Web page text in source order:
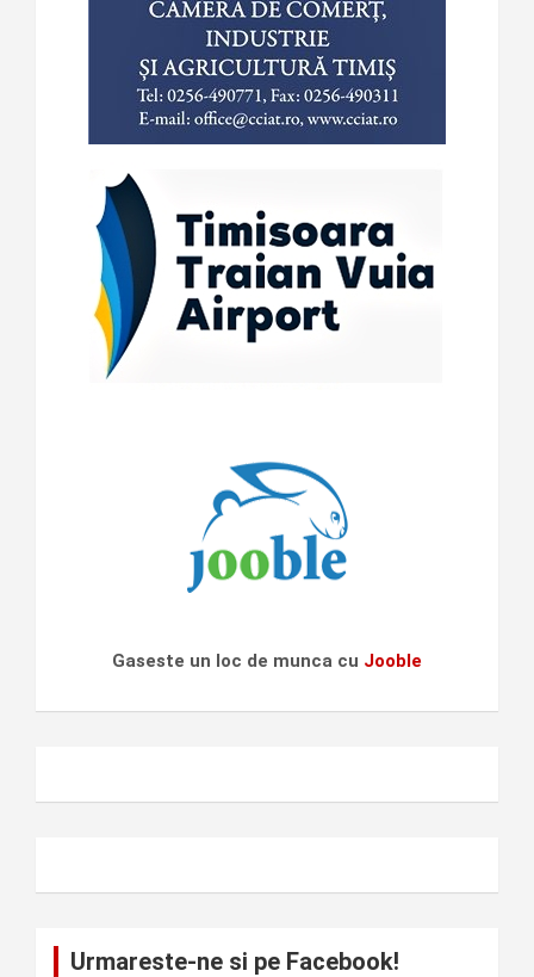
Gaseste un loc de munca cu Jooble
Urmareste-ne si pe Facebook!